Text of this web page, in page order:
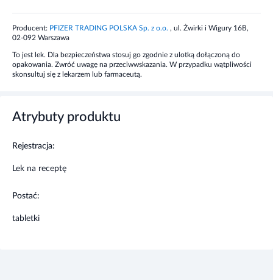
Kiedy nie stosować leku
Gdy masz nadrważliwość na chinapryl, inne inhibitory ACE lub
jakąkolwiek substancję pomocniczą preparatu, zaburzenia
funkcji nerek, zwężenie aorty, zwężenie zastawki dwudzielnej
Działania niepożądane
Najczęściej opisywano ból i zawroty głowy, kaszel, uczucie
nudności i wymioty oraz bóle mięśni. Ponadto: biegunkę, bóle
zapalenie gardła, bezsenność, hipotonię. Rzadko
reakcje anafilaktoidalne, depresję, nerwowość, senność,
Producent: PFIZER TRADING POLSKA Sp. z o.o. , ul. Żwirki i Wigury 16B,
02-092 Warszawa
To jest lek. Dla bezpieczeństwa stosuj go zgodnie z ulotką dołączoną do
opakowania. Zwróć uwagę na przeciwwskazania. W przypadku wątpliwości
skonsultuj się z lekarzem lub farmaceutą.
Atrybuty produktu
Rejestracja:
Lek na receptę
Postać:
tabletki